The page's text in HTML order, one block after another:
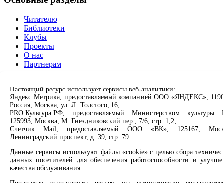
Читателю
Библиотеки
Клубы
Проекты
О нас
Партнерам
Продлить книгу
Спроси библиотекаря
Спроси краеведа
Оцените качество услуг
Направить обращение директору
Соцсети
Настоящий ресурс использует сервисы веб-аналитики:
Яндекс Метрика, предоставляемый компанией ООО «ЯНДЕКС»,
Россия, Москва, ул. Л. Толстого, 16;
PRO.Культура.РФ, предоставляемый Министерством культуры
125993, Москва, М. Гнездниковский пер., 7/6, стр. 1,2;
Счетчик Mail, предоставляемый ООО «ВК», 125167,
Ленинградский проспект, д. 39, стр. 79.
Данные сервисы используют файлы «cookie» с целью сбора
данных посетителей для обеспечения работоспособности и
качества обслуживания.